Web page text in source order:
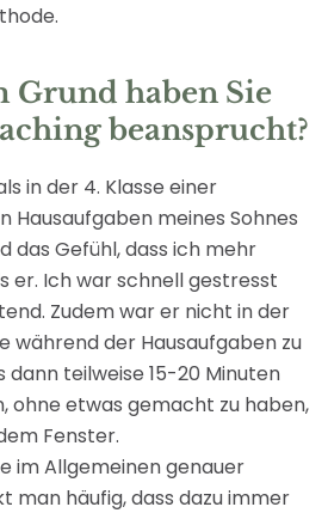
Grund haben Sie
beansprucht?
in der 4. Klasse einer
Hausaufgaben meines Sohnes
das Gefühl, dass ich mehr
er. Ich war schnell gestresst
Zudem war er nicht in der
während der Hausaufgaben zu
dann teilweise 15-20 Minuten
ohne etwas gemacht zu haben,
Fenster.
im Allgemeinen genauer
häufig, dass dazu immer